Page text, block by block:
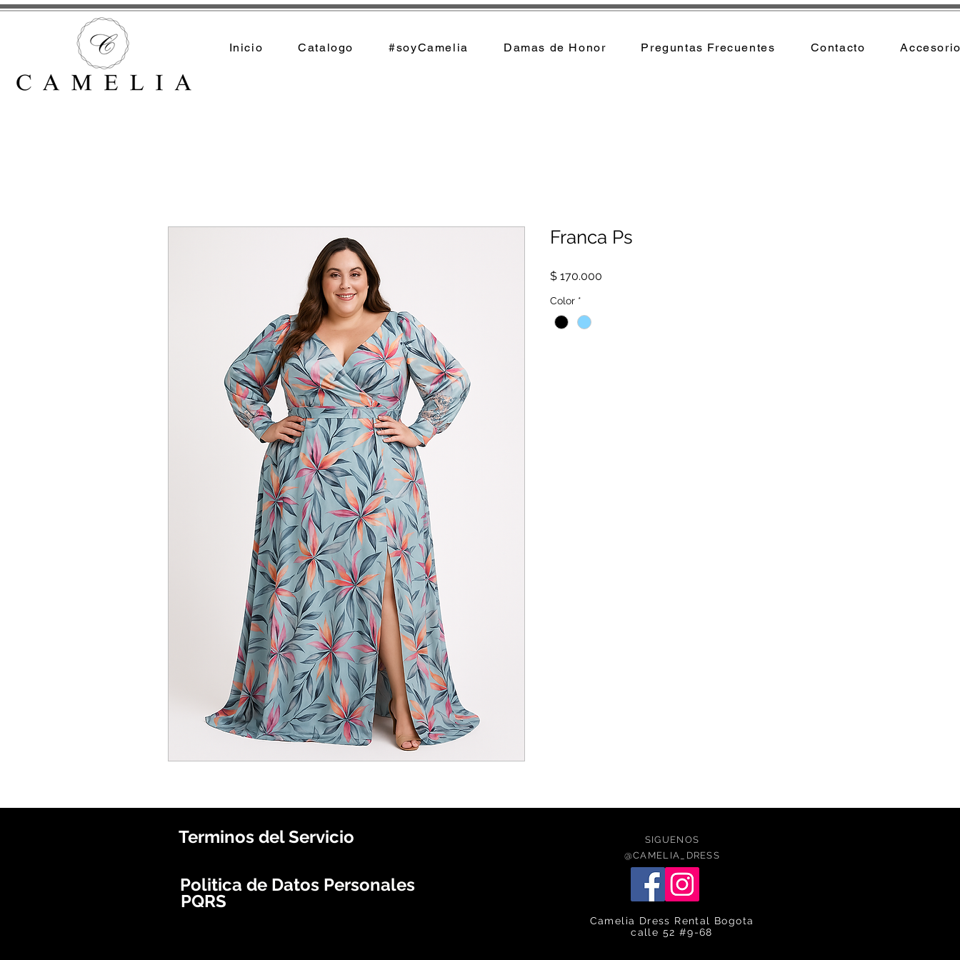
Inicio Catalogo #soyCamelia Damas de Honor Preguntas Frecuentes Contacto
Franca Ps
$ 170.000
Color *
Terminos del Servicio
Politica de Datos Personales
PQRS
SIGUENOS
@CAMELIA_DRESS
Camelia Dress Rental Bogota
calle 52 #9-68